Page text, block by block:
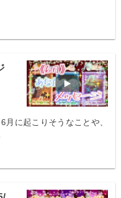
月に起こりそうなことや、